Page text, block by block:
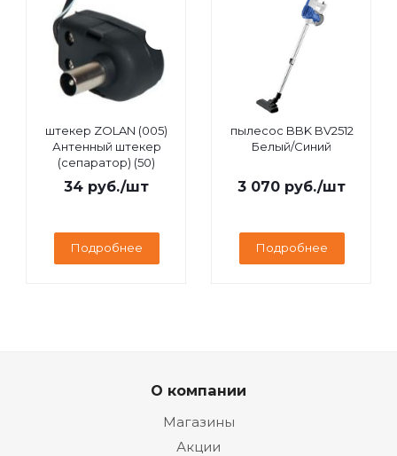
штекер ZOLAN (005)
Антенный штекер
(сепаратор) (50)
34 руб./шт
Подробнее
пылесос BBK BV2512
Белый/Синий
3 070 руб./шт
Подробнее
О компании
Магазины
Акции